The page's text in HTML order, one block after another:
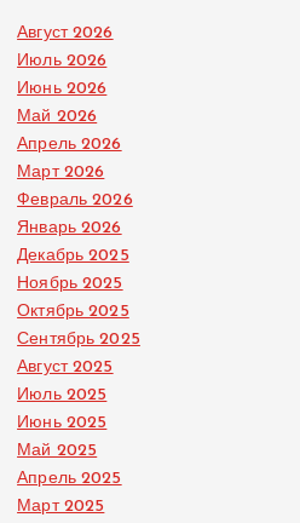
Август 2026
Июль 2026
Июнь 2026
Май 2026
Апрель 2026
Март 2026
Февраль 2026
Январь 2026
Декабрь 2025
Ноябрь 2025
Октябрь 2025
Сентябрь 2025
Август 2025
Июль 2025
Июнь 2025
Май 2025
Апрель 2025
Март 2025